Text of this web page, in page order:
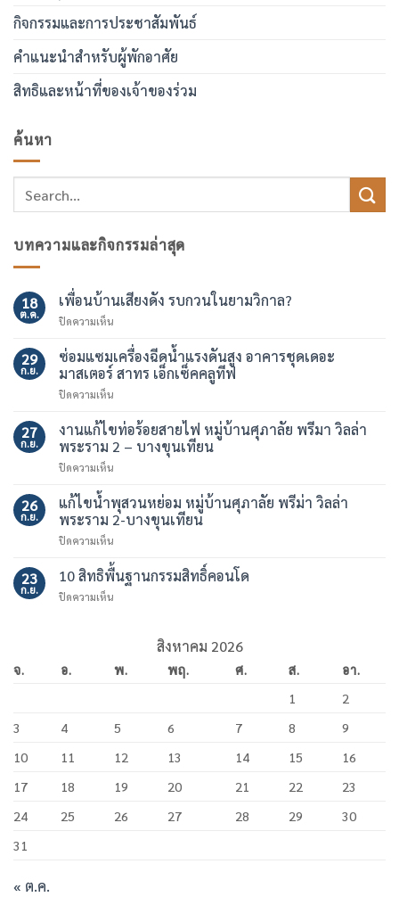
กิจกรรมและการประชาสัมพันธ์
คำแนะนำสำหรับผู้พักอาศัย
สิทธิและหน้าที่ของเจ้าของร่วม
ค้นหา
บทความและกิจกรรมล่าสุด
18
ต.ค.
เพื่อนบ้านเสียงดัง รบกวนในยามวิกาล?
ปิดความเห็นบน
บ้าน
เสียง
ดัง
รบกวน
ยาม
วิกาล?
29
ก.ย.
ซ่อมแซมเครื่องฉีดน้ำแรงดันสูง อาคารชุดเดอะ
มาสเตอร์ สาทร เอ็กเซ็คคลูทีฟ
ปิดความเห็นบน
เครื่อง
ฉีด
น้ำ
แรง
สูง
อาคาร
เดอะ
มาสเตอร์
สาทร
เอ็ก
27
ก.ย.
งานแก้ไขท่อร้อยสายไฟ หมู่บ้านศุภาลัย พรีมา วิลล่า
พระราม 2 – บางขุนเทียน
ปิดความเห็นบน
แก้ไข
ท่อ
ร้อย
สาย
หมู่
บ้าน
ศุภ
วิลล่า
พระราม
บางขุนเทียน
26
ก.ย.
แก้ไขน้ำพุสวนหย่อม หมู่บ้านศุภาลัย พรีม่า วิลล่า
พระราม 2-บางขุนเทียน
ปิดความเห็นบน
น้ำพุ
สวน
หย่อม
พรีม่า
2-
บางขุนเทียน
23
ก.ย.
10 สิทธิพื้นฐานกรรมสิทธิ์คอนโด
ปิดความเห็นบน
กรรมสิทธิ์
สิงหาคม 2026
จ. อ. พ. พฤ. ศ. ส.
อา.
1
2
3
4 5 6 7 8
9
10
11 12 13 14 15
16
17
18 19 20 21 22
23
24
25 26 27 28 29
30
31
« ต.ค.